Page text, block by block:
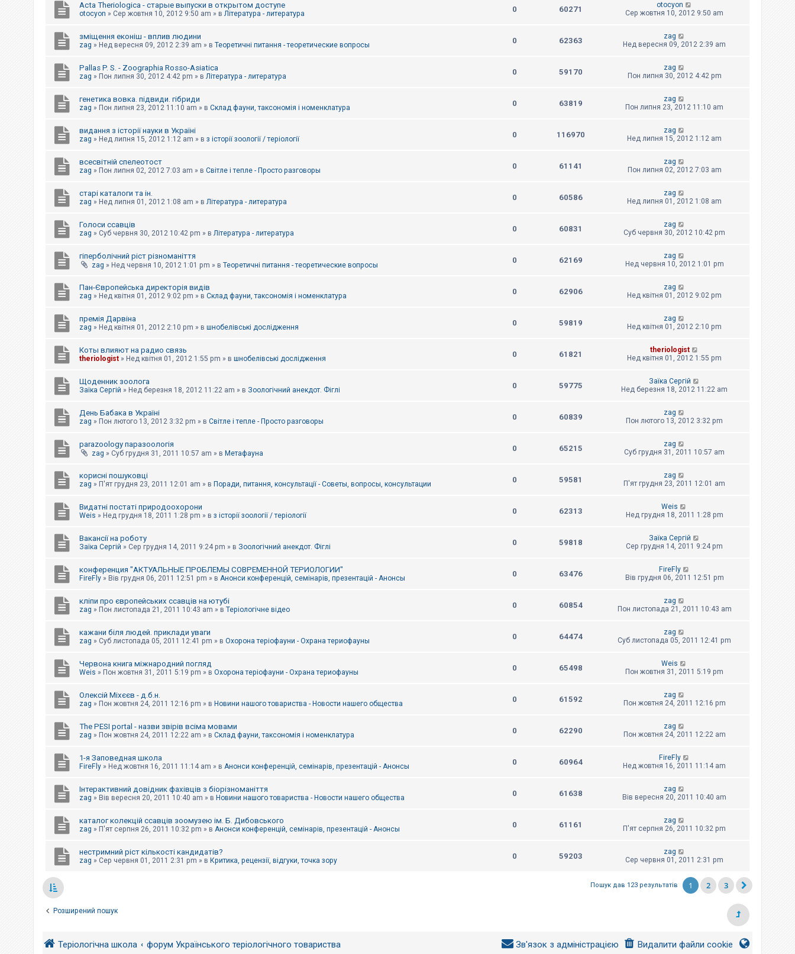
Acta Theriologica - старые выпуски в открытом доступе
otocyon » Сер жовтня 10, 2012 9:50 am » в Література - литература 0 60271
otocyon
Сер жовтня 10, 2012 9:50 am
зміщення еконіш - вплив людини
zag » Нед вересня 09, 2012 2:39 am » в Теоретичні питання - теоретические вопросы 0 62363
zag
Нед вересня 09, 2012 2:39 am
Pallas P. S. - Zoographia Rosso-Asiatica
zag » Пон липня 30, 2012 4:42 pm » в Література - литература 0 59170
zag
Пон липня 30, 2012 4:42 pm
генетика вовка. підвиди. гібриди
zag » Пон липня 23, 2012 11:10 am » в Склад фауни, таксономія і номенклатура 0 63819
zag
Пон липня 23, 2012 11:10 am
видання з історії науки в Україні
zag » Нед липня 15, 2012 1:12 am » в з історії зоології / теріології 0 116970
zag
Нед липня 15, 2012 1:12 am
всесвітній спелеотост
zag » Пон липня 02, 2012 7:03 am » в Світле і тепле - Просто разговоры 0 61141
zag
Пон липня 02, 2012 7:03 am
старі каталоги та ін.
zag » Нед липня 01, 2012 1:08 am » в Література - литература 0 60586
zag
Нед липня 01, 2012 1:08 am
Голоси ссавців
zag » Суб червня 30, 2012 10:42 pm » в Література - литература 0 60831
zag
Суб червня 30, 2012 10:42 pm
гіперболічний ріст різноманіття
zag » Нед червня 10, 2012 1:01 pm » в Теоретичні питання - теоретические вопросы
0 62169
zag
Нед червня 10, 2012 1:01 pm
Пан-Європейська директорія видів
zag » Нед квітня 01, 2012 9:02 pm » в Склад фауни, таксономія і номенклатура 0 62906
zag
Нед квітня 01, 2012 9:02 pm
премія Дарвіна
zag » Нед квітня 01, 2012 2:10 pm » в шнобелівські дослідження 0 59819
zag
Нед квітня 01, 2012 2:10 pm
Коты влияют на радио связь
theriologist » Нед квітня 01, 2012 1:55 pm » в шнобелівські дослідження 0 61821
theriologist
Нед квітня 01, 2012 1:55 pm
Щоденник зоолога
Заїка Сергій » Нед березня 18, 2012 11:22 am » в Зоологічний анекдот. Фіглі 0 59775
Заїка Сергій
Нед березня 18, 2012 11:22 am
День Бабака в Україні
zag » Пон лютого 13, 2012 3:32 pm » в Світле і тепле - Просто разговоры 0 60839
zag
Пон лютого 13, 2012 3:32 pm
parazoology паразоологія
zag » Суб грудня 31, 2011 10:57 am » в Метафауна
0 65215
zag
Суб грудня 31, 2011 10:57 am
корисні пошуковці
zag » П'ят грудня 23, 2011 12:01 am » в Поради, питання, консультації - Советы, вопросы, консультации 0 59581
zag
П'ят грудня 23, 2011 12:01 am
Видатні постаті природоохорони
Weis » Нед грудня 18, 2011 1:28 pm » в з історії зоології / теріології 0 62313
Weis
Нед грудня 18, 2011 1:28 pm
Вакансії на роботу
Заїка Сергій » Сер грудня 14, 2011 9:24 pm » в Зоологічний анекдот. Фіглі 0 59818
Заїка Сергій
Сер грудня 14, 2011 9:24 pm
конференция "АКТУАЛЬНЫЕ ПРОБЛЕМЫ СОВРЕМЕННОЙ ТЕРИОЛОГИИ"
FireFly » Вів грудня 06, 2011 12:51 pm » в Анонси конференцій, семінарів, презентацій - Анонсы 0 63476
FireFly
Вів грудня 06, 2011 12:51 pm
кліпи про європейських ссавців на ютубі
zag » Пон листопада 21, 2011 10:43 am » в Теріологічне відео 0 60854
zag
Пон листопада 21, 2011 10:43 am
кажани біля людей. приклади уваги
zag » Суб листопада 05, 2011 12:41 pm » в Охорона теріофауни - Охрана териофауны 0 64474
zag
Суб листопада 05, 2011 12:41 pm
Червона книга міжнародний погляд
Weis » Пон жовтня 31, 2011 5:19 pm » в Охорона теріофауни - Охрана териофауны 0 65498
Weis
Пон жовтня 31, 2011 5:19 pm
Олексій Міхєєв - д.б.н.
zag » Пон жовтня 24, 2011 12:16 pm » в Новини нашого товариства - Новости нашего общества 0 61592
zag
Пон жовтня 24, 2011 12:16 pm
The PESI portal - назви звірів всіма мовами
zag » Пон жовтня 24, 2011 12:22 am » в Склад фауни, таксономія і номенклатура 0 62290
zag
Пон жовтня 24, 2011 12:22 am
1-я Заповедная школа
FireFly » Нед жовтня 16, 2011 11:14 am » в Анонси конференцій, семінарів, презентацій - Анонсы 0 60964
FireFly
Нед жовтня 16, 2011 11:14 am
Інтерактивний довідник фахівців з біорізноманіття
zag » Вів вересня 20, 2011 10:40 am » в Новини нашого товариства - Новости нашего общества 0 61638
zag
Вів вересня 20, 2011 10:40 am
каталог колекцій ссавців зоомузею ім. Б. Дибовського
zag » П'ят серпня 26, 2011 10:32 pm » в Анонси конференцій, семінарів, презентацій - Анонсы 0 61161
zag
П'ят серпня 26, 2011 10:32 pm
нестримний ріст кількості кандидатів?
zag » Сер червня 01, 2011 2:31 pm » в Критика, рецензії, відгуки, точка зору 0 59203
zag
Сер червня 01, 2011 2:31 pm
Пошук дав 123 результатів 1 2 3
Розширений пошук
Теріологічна школа форум Українського теріологічного товариства Видалити файли cookie
Зв'язок з адміністрацією